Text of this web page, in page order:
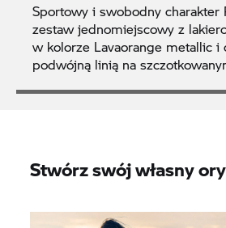
Sportowy i swobodny charakter
zestaw jednomiejscowy z
w kolorze Lavaorange metallic i
podwójną linią na
Stwórz swój własny